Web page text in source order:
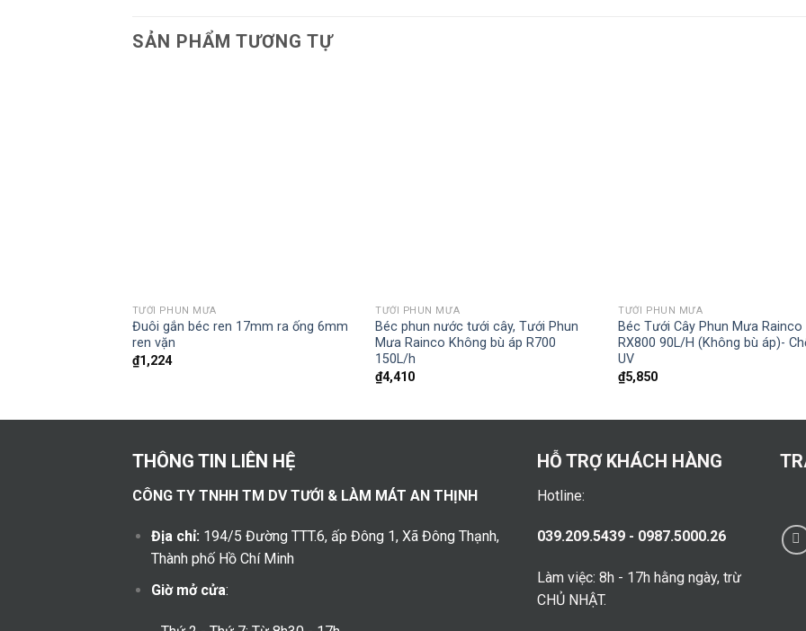
SẢN PHẨM TƯƠNG TỰ
TƯỚI PHUN MƯA
Đuôi gắn béc ren 17mm ra ống 6mm
ren vặn
₫1,224
TƯỚI PHUN MƯA
Béc phun nước tưới cây, Tưới Phun
Mưa Rainco Không bù áp R700
150L/h
₫4,410
TƯỚI PHUN MƯA
Béc Tưới Cây Phun Mưa Rainco
RX800 90L/H (Không bù áp)-
UV
₫5,850
THÔNG TIN LIÊN HỆ
CÔNG TY TNHH TM DV TƯỚI & LÀM MÁT AN THỊNH
Địa chỉ: 194/5 Đường TTT.6, ấp Đông 1, Xã Đông Thạnh,
Thành phố Hồ Chí Minh
Giờ mở cửa:
HỖ TRỢ KHÁCH HÀNG
Hotline:
039.209.5439 - 0987.5000.26
Làm việc: 8h - 17h hằng ngày, trừ
CHỦ NHẬT.